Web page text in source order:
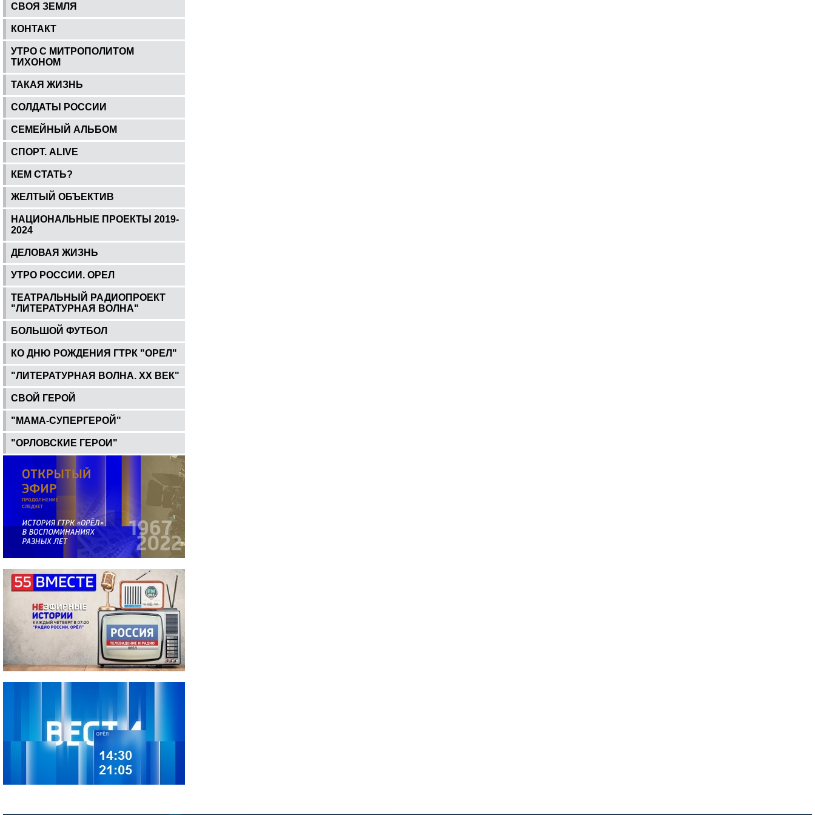
СВОЯ ЗЕМЛЯ
КОНТАКТ
УТРО С МИТРОПОЛИТОМ
ТИХОНОМ
ТАКАЯ ЖИЗНЬ
СОЛДАТЫ РОССИИ
СЕМЕЙНЫЙ АЛЬБОМ
СПОРТ. ALIVE
КЕМ СТАТЬ?
ЖЕЛТЫЙ ОБЪЕКТИВ
НАЦИОНАЛЬНЫЕ ПРОЕКТЫ 2019-
2024
ДЕЛОВАЯ ЖИЗНЬ
УТРО РОССИИ. ОРЕЛ
ТЕАТРАЛЬНЫЙ РАДИОПРОЕКТ
"ЛИТЕРАТУРНАЯ ВОЛНА"
БОЛЬШОЙ ФУТБОЛ
КО ДНЮ РОЖДЕНИЯ ГТРК "ОРЕЛ"
"ЛИТЕРАТУРНАЯ ВОЛНА. ХХ ВЕК"
СВОЙ ГЕРОЙ
"МАМА-СУПЕРГЕРОЙ"
"ОРЛОВСКИЕ ГЕРОИ"